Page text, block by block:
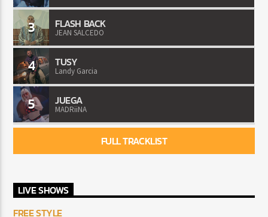
3 FLASH BACK
JEAN SALCEDO
4 TUSY
Landy Garcia
5 JUEGA
MADRiiNA
FULL TRACKLIST
LIVE SHOWS
FREE STYLE